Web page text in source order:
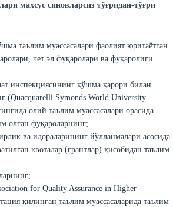
махсус синовларсиз тўғридан-тўғри
таълим муассасалари фаолият юритаётган
чет эл фуқаролари ва фуқаролиги
инспекциясининг қўшма қарори билан
(Quacquarelli Symonds World University
олий таълим муассасалари орасида
олган фуқароларнинг;
ва идораларининг йўлланмалари асосида
квоталар (грантлар) ҳисобидан таълим
for Quality Assurance in Higher
қилинган таълим муассасаларида таълим